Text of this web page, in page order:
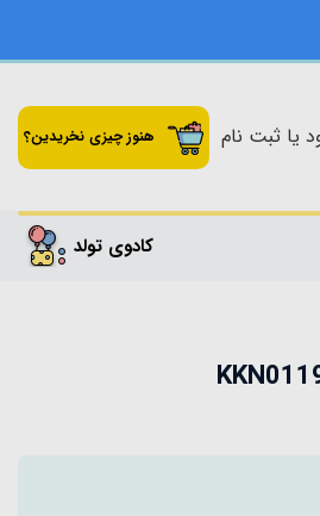
یا ثبت نام هنوز چیزی نخریدین؟
کادوی تولد